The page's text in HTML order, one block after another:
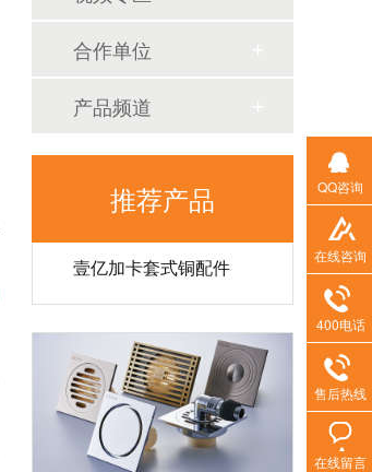
合作单位
产品频道
推荐产品
壹亿加卡压式铜配件
壹亿加卡套式铜配件
QQ咨询
在线咨询
400电话
售后热线
在线留言